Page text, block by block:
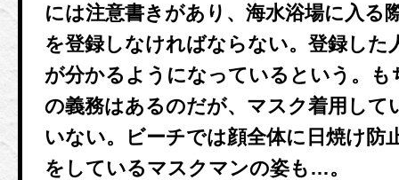
には注意書きがあり、海水浴場に入る
を登録しなければならない。登録した
が分かるようになっているという。も
の義務はあるのだが、マスク着用して
いない。ビーチでは顔全体に日焼け防
をしているマスクマンの姿も…。